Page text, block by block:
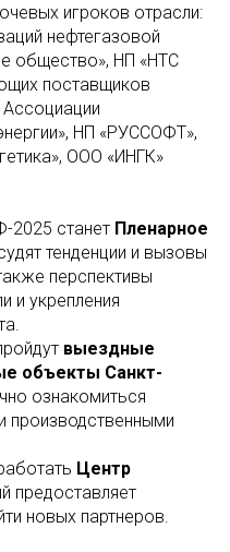
игроков отрасли:
нефтегазовой
общество», НП «НТС
поставщиков
НП «РУССОФТ»,
ООО «ИНГК»
2025 станет Пленарное
тенденции и вызовы
перспективы
и укрепления
выездные
объекты Санкт-
ознакомиться
производственными
Центр
предоставляет
новых партнеров.